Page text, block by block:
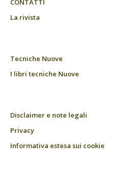
CONTATTI
La rivista
Tecniche Nuove
I libri tecniche Nuove
Disclaimer e note legali
Privacy
Informativa estesa sui cookie